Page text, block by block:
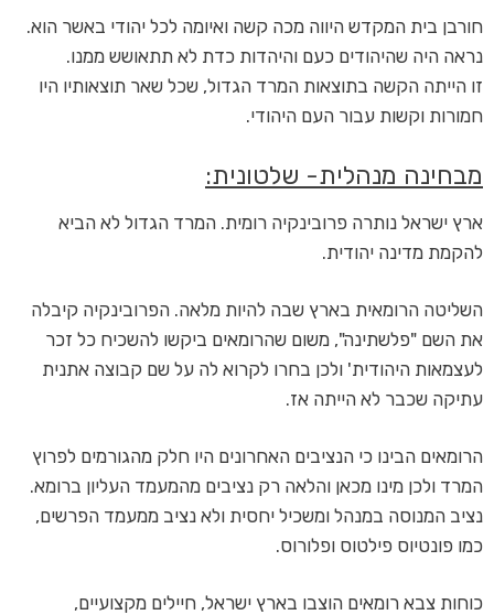
חורבן בית המקדש היווה מכה קשה ואיומה לכל יהודי באשר הוא.
נראה היה שהיהודים כעם והיהדות כדת לא תתאושש ממנו.
זו הייתה הקשה בתוצאות המרד הגדול, שכל שאר תוצאותיו היו
חמורות וקשות עבור העם היהודי.
מבחינה מנהלית- שלטונית:
ארץ ישראל נותרה פרובינקיה רומית. המרד הגדול לא הביא
להקמת מדינה יהודית.
השליטה הרומאית בארץ שבה להיות מלאה. הפרובינקיה קיבלה
את השם "פלשתינה", משום שהרומאים ביקשו להשכיח כל זכר
לעצמאות היהודית' ולכן בחרו לקרוא לה על שם קבוצה אתנית
עתיקה שכבר לא הייתה אז.
הרומאים הבינו כי הנציבים האחרונים היו חלק מהגורמים לפרוץ
המרד ולכן מינו מכאן והלאה רק נציבים מהמעמד העליון ברומא.
נציב המנוסה במנהל ומשכיל יחסית ולא נציב ממעמד הפרשים,
כמו פונטיוס פילטוס ופלורוס.
כוחות צבא רומאים הוצבו בארץ ישראל, חיילים מקצועיים,